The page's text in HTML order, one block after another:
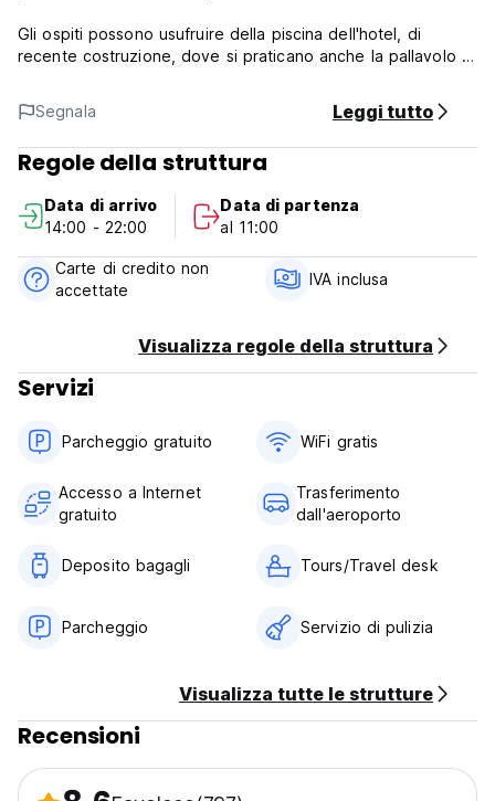
Gli ospiti possono usufruire della piscina dell'hotel, di
recente costruzione, dove si praticano anche la pallavolo e
I servizi includono:
Camere con aria condizionata
Docce calde
Wifi in fibra ad alta velocità gratuito (200 mb)
Piscina
TV via cavo gratuita
Tavolo da biliardo gratuito
Tennis da tavolo gratuito
Aree giardino
Luce personale e presa di corrente per ogni letto
Segnala Leggi tutto
Regole della struttura
Data di arrivo
14:00 - 22:00
Data di partenza
al 11:00
Carte di credito non
accettate
IVA inclusa
Visualizza regole della struttura
Servizi
Parcheggio gratuito WiFi gratis
Accesso a Internet
gratuito
Trasferimento
dall'aeroporto
Deposito bagagli Tours/Travel desk
Parcheggio Servizio di pulizia
Visualizza tutte le strutture
Recensioni